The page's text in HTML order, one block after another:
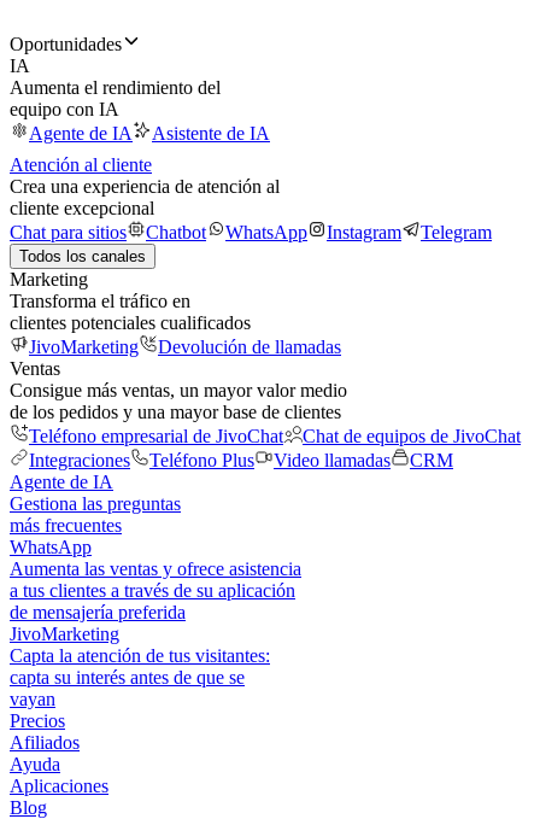
Oportunidades
IA
Aumenta el rendimiento del
equipo con IA
Agente de IA
Asistente de IA
Atención al cliente
Crea una experiencia de atención al
cliente excepcional
Chat para sitios
Chatbot WhatsApp Instagram Telegram
Todos los canales
Marketing
Transforma el tráfico en
clientes potenciales cualificados
JivoMarketing
Devolución de llamadas
Ventas
Consigue más ventas, un mayor valor medio
de los pedidos y una mayor base de clientes
Teléfono empresarial de JivoChat
Chat de equipos de JivoChat
Integraciones
Teléfono Plus Video llamadas
CRM
Agente de IA
Gestiona las preguntas
más frecuentes
WhatsApp
Aumenta las ventas y ofrece asistencia
a tus clientes a través de su aplicación
de mensajería preferida
JivoMarketing
Capta la atención de tus visitantes:
capta su interés antes de que se
vayan
Precios
Afiliados
Ayuda
Aplicaciones
Blog